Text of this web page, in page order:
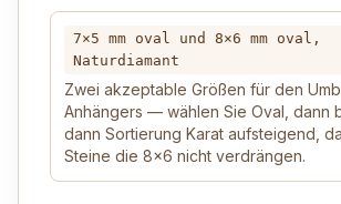
7×5 mm oval und 8×6 mm oval,
Naturdiamant
Zwei akzeptable Größen für den
Anhängers — wählen Sie Oval, dann
dann Sortierung Karat aufsteigend,
Steine die 8×6 nicht verdrängen.